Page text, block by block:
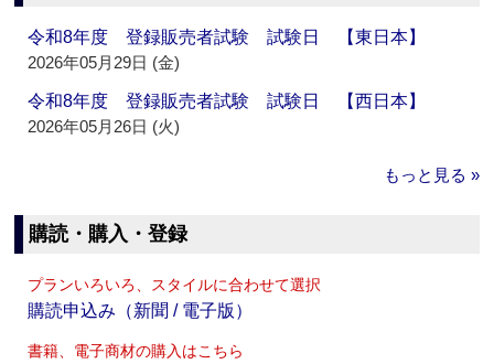
令和8年度 登録販売者試験 試験日 【東日本】
2026年05月29日 (金)
令和8年度 登録販売者試験 試験日 【西日本】
2026年05月26日 (火)
もっと見る »
購読・購入・登録
プランいろいろ、スタイルに合わせて選択
購読申込み（新聞 / 電子版）
書籍、電子商材の購入はこちら